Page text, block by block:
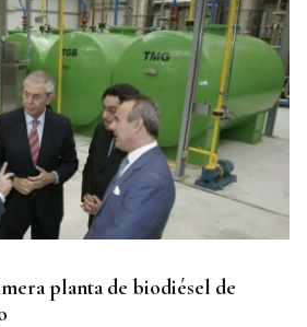
planta de biodiésel de